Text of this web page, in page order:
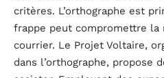
critères. L’orthographe est
frappe peut compromettre la
courrier. Le Projet Voltaire,
dans l’orthographe, propose